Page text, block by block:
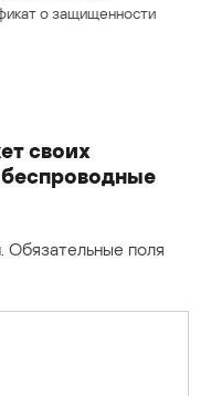
о защищенности
своих
Обязательные поля